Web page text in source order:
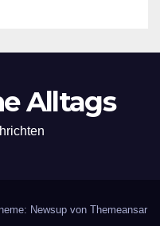
Alltags
Newsup von Themeansar